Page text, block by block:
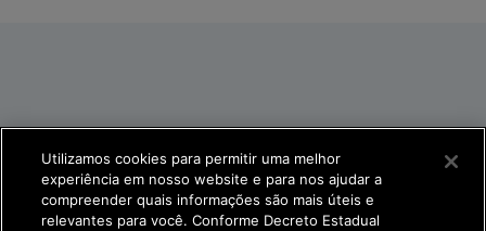
Utilizamos cookies para permitir uma melhor
experiência em nosso website e para nos ajudar a
compreender quais informações são mais úteis e
relevantes para você. Conforme Decreto Estadual